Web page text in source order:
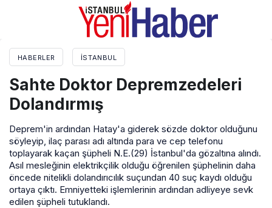
HABERLER İSTANBUL
Sahte Doktor Depremzedeleri
Dolandırmış
Deprem'in ardından Hatay'a giderek sözde doktor olduğunu
söyleyip, ilaç parası adı altında para ve cep telefonu
toplayarak kaçan şüpheli N.E.(29) İstanbul'da gözaltına alındı.
Asıl mesleğinin elektrikçilik olduğu öğrenilen şüphelinin daha
öncede nitelikli dolandırıcılık suçundan 40 suç kaydı olduğu
ortaya çıktı. Emniyetteki işlemlerinin ardından adliyeye sevk
edilen şüpheli tutuklandı.